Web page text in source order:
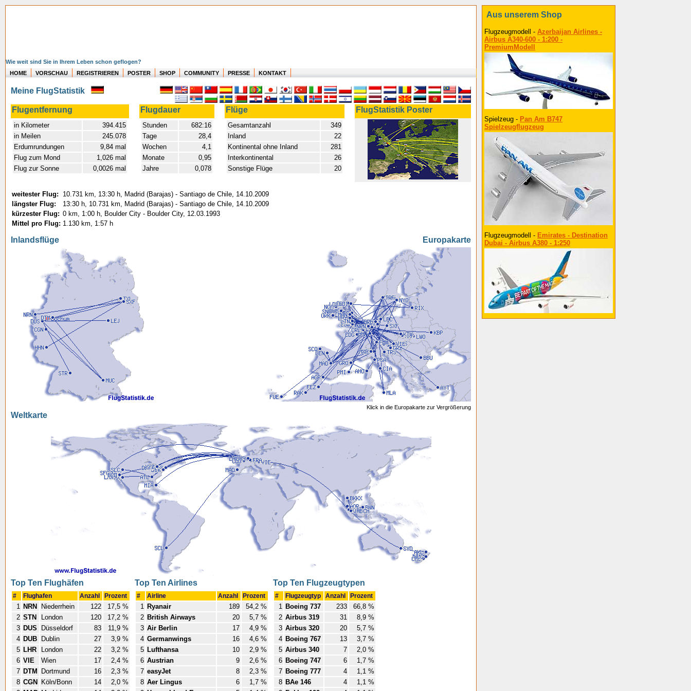
Wie weit sind Sie in Ihrem Leben schon geflogen?
HOME
VORSCHAU REGISTRIEREN POSTER SHOP COMMUNITY PRESSE KONTAKT
Meine FlugStatistik
Flugentfernung Flugdauer Flüge FlugStatistik Poster
in Kilometer
394.415
in Meilen
245.078
Erdumrundungen
9,84 mal
Flug zum Mond
1,026 mal
Flug zur Sonne
0,0026 mal
Stunden
682:16
Tage
28,4
Wochen
4,1
Monate
0,95
Jahre
0,078
Gesamtanzahl
349
Inland
22
Kontinental ohne Inland
281
Interkontinental
26
Sonstige Flüge
20
weitester Flug:
10.731 km, 13:30 h, Madrid (Barajas) - Santiago de Chile, 14.10.2009
längster Flug:
13:30 h, 10.731 km, Madrid (Barajas) - Santiago de Chile, 14.10.2009
kürzester Flug: 0 km, 1:00 h, Boulder City - Boulder City, 12.03.1993
Mittel pro Flug: 1.130 km, 1:57 h
Inlandsflüge Europakarte
Klick in die Europakarte zur Vergrößerung
Weltkarte
Top Ten Flughäfen
# Flughafen Anzahl Prozent
1 NRN Niederrhein 122
17,5 %
2 STN London 120
17,2 %
3 DUS Düsseldorf 83
11,9 %
4 DUB Dublin 27
3,9 %
5 LHR London 22
3,2 %
6 VIE Wien 17
2,4 %
7 DTM Dortmund 16
2,3 %
8 CGN Köln/Bonn 14
2,0 %
Top Ten Airlines
# Airline Anzahl Prozent
1 Ryanair 189
54,2 %
2 British Airways 20
5,7 %
3 Air Berlin 17
4,9 %
4 Germanwings 16
4,6 %
5 Lufthansa 10
2,9 %
6 Austrian 9
2,6 %
7 easyJet 8
2,3 %
8 Aer Lingus 6
1,7 %
Top Ten Flugzeugtypen
# Flugzeugtyp Anzahl Prozent
1 Boeing 737 233
66,8 %
2 Airbus 319 31
8,9 %
3 Airbus 320 20
5,7 %
4 Boeing 767 13
3,7 %
5 Airbus 340 7
2,0 %
6 Boeing 747 6
1,7 %
7 Boeing 777 4
1,1 %
8 BAe 146 4
1,1 %
Aus unserem Shop
Flugzeugmodell - Azerbaijan Airlines -
Airbus A340-600 - 1:200 -
PremiumModell
Spielzeug - Pan Am B747
Spielzeugflugzeug
Flugzeugmodell - Emirates - Destination
Dubai - Airbus A380 - 1:250